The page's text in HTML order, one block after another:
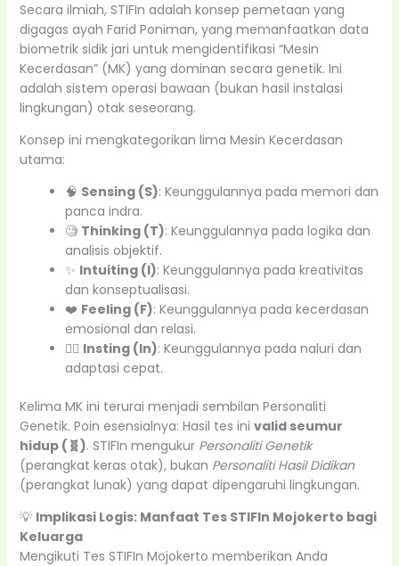
Secara ilmiah, STIFIn adalah konsep pemetaan yang
digagas ayah Farid Poniman, yang memanfaatkan data
biometrik sidik jari untuk mengidentifikasi “Mesin
Kecerdasan” (MK) yang dominan secara genetik. Ini
adalah sistem operasi bawaan (bukan hasil instalasi
lingkungan) otak seseorang.
Konsep ini mengkategorikan lima Mesin Kecerdasan
utama:
🧠 Sensing (S): Keunggulannya pada memori dan
panca indra.
🧐 Thinking (T): Keunggulannya pada logika dan
analisis objektif.
✨ Intuiting (I): Keunggulannya pada kreativitas
dan konseptualisasi.
❤️ Feeling (F): Keunggulannya pada kecerdasan
emosional dan relasi.
🏃‍♂️ Insting (In): Keunggulannya pada naluri dan
adaptasi cepat.
Kelima MK ini terurai menjadi sembilan Personaliti
Genetik. Poin esensialnya: Hasil tes ini valid seumur
hidup (🧬). STIFIn mengukur Personaliti Genetik
(perangkat keras otak), bukan Personaliti Hasil Didikan
(perangkat lunak) yang dapat dipengaruhi lingkungan.
💡 Implikasi Logis: Manfaat Tes STIFIn Mojokerto bagi
Keluarga
Mengikuti Tes STIFIn Mojokerto memberikan Anda